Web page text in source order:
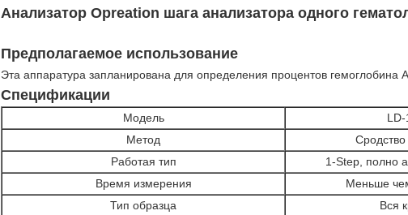
Анализатор Opreation шага анализатора одного
Предполагаемое использование
Эта аппаратура запланирована для определения процентов гемоглобина
Спецификации
Модель
Метод
Работая тип
1-Step, полно
Время измерения
Меньше
Тип образца
Вся